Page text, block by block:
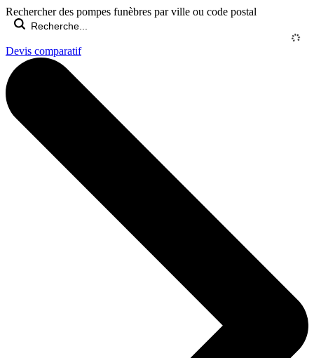
Rechercher des pompes funèbres par ville ou code postal
Devis comparatif